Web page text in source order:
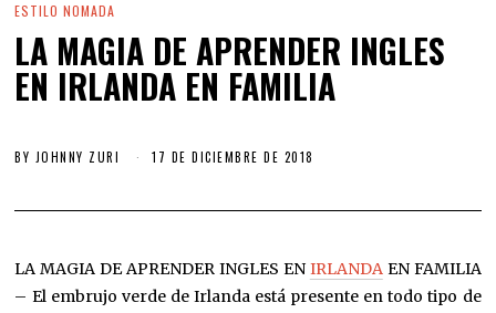
ESTILO NOMADA
LA MAGIA DE APRENDER INGLES
EN IRLANDA EN FAMILIA
BY JOHNNY ZURI 17 DE DICIEMBRE DE 2018
LA MAGIA DE APRENDER INGLES EN IRLANDAEN FAMILIA
– El embrujo verde de Irlanda está presente en todo tipo de